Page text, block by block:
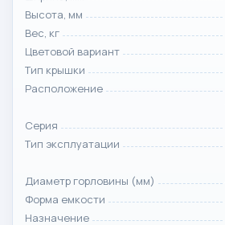
Высота, мм
Вес, кг
Цветовой вариант
Тип крышки
Расположение
Серия
Тип эксплуатации
Диаметр горловины (мм)
Форма емкости
Назначение